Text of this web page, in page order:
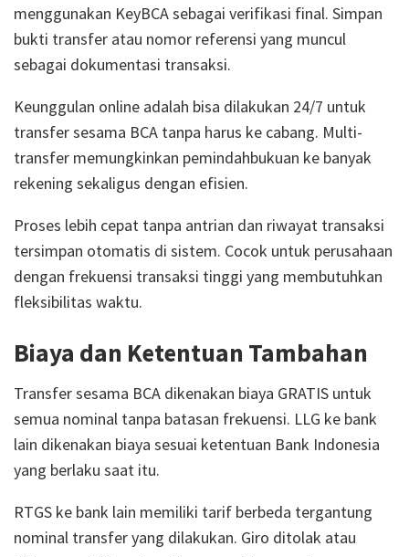
menggunakan KeyBCA sebagai verifikasi final. Simpan
bukti transfer atau nomor referensi yang muncul
sebagai dokumentasi transaksi.
Keunggulan online adalah bisa dilakukan 24/7 untuk
transfer sesama BCA tanpa harus ke cabang. Multi-
transfer memungkinkan pemindahbukuan ke banyak
rekening sekaligus dengan efisien.
Proses lebih cepat tanpa antrian dan riwayat transaksi
tersimpan otomatis di sistem. Cocok untuk perusahaan
dengan frekuensi transaksi tinggi yang membutuhkan
fleksibilitas waktu.
Biaya dan Ketentuan Tambahan
Transfer sesama BCA dikenakan biaya GRATIS untuk
semua nominal tanpa batasan frekuensi. LLG ke bank
lain dikenakan biaya sesuai ketentuan Bank Indonesia
yang berlaku saat itu.
RTGS ke bank lain memiliki tarif berbeda tergantung
nominal transfer yang dilakukan. Giro ditolak atau